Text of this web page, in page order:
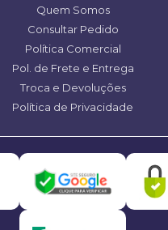
Quem Somos
Consultar Pedido
Política Comercial
Pol. de Frete e Entrega
Troca e Devoluções
Política de Privacidade